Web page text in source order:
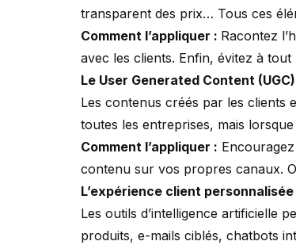
transparent des prix… Tous ces
Comment l’appliquer : Racontez
avec les clients. Enfin, évitez à
Le User Generated Content (UGC)
Les contenus créés par les clients
toutes les entreprises, mais
Comment l’appliquer :
contenu sur vos propres canaux.
L’expérience client personnalisée
Les outils d’intelligence artificielle
produits, e-mails ciblés, chatbots